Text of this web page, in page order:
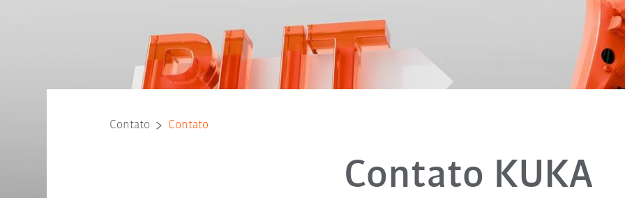
Contato Contato
Contato KUKA